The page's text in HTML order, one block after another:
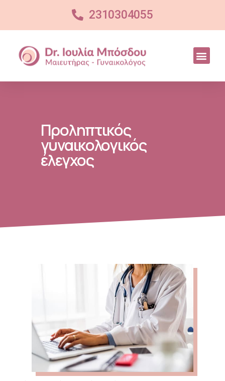
2310304055
Προληπτικός
γυναικολογικός
έλεγχος